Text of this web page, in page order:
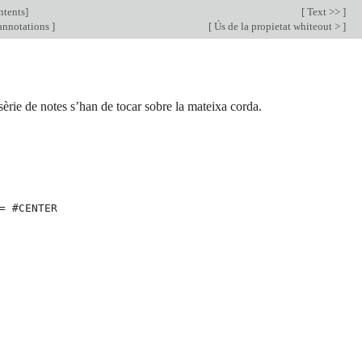
] [ Text >> ]
] [ Ús de la propietat whiteout > ]
de notes s’han de tocar sobre la mateixa corda.
= #CENTER